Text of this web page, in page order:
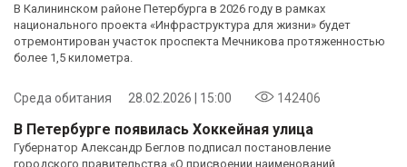
В Калининском районе Петербурга в 2026 году в рамках
национального проекта «Инфраструктура для жизни» будет
отремонтирован участок проспекта Мечникова протяженностью
более 1,5 километра.
Среда обитания 28.02.2026 | 15:00 142406
В Петербурге появилась Хоккейная улица
Губернатор Александр Беглов подписал постановление
городского правительства «О присвоении наименований